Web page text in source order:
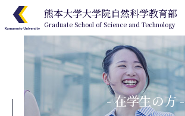
熊本大学大学院自然科学教育部
Graduate School of Science and Technology
- 在学生の方 -